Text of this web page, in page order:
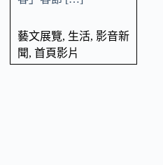
藝文展覽, 生活, 影音新
聞, 首頁影片